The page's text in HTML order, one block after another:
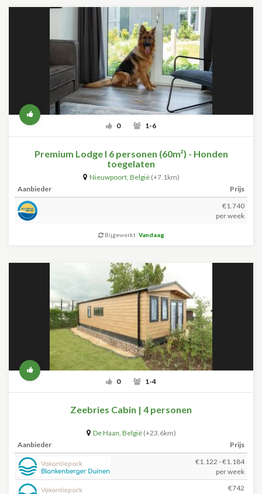
0 1-6
Premium Lodge I 6 personen (60m²) - Honden
toegelaten
Nieuwpoort, België (+7.1km)
Aanbieder
Prijs
€1.740
per week
Bijgewerkt: Vandaag
0 1-4
Zeebries Cabin | 4 personen
De Haan, België (+23.6km)
Aanbieder
Prijs
€1.122 - €1.184
per week
€742